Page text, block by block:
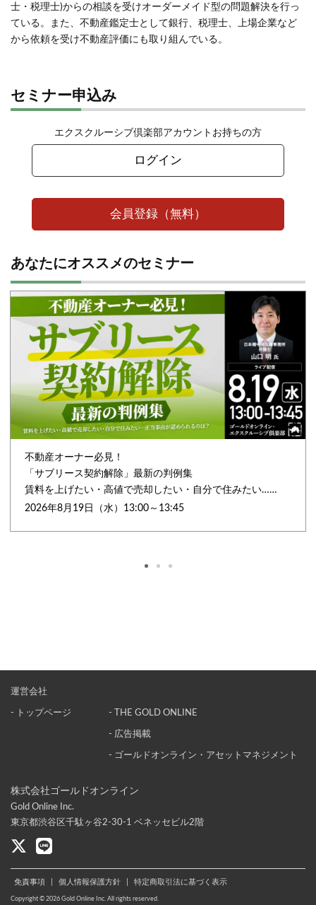
士・税理士)からの相談を受けオーダーメイド型の問題解決を行っ
ている。また、不動産鑑定士として銀行、税理士、上場企業など
から依頼を受け不動産評価にも取り組んでいる。
セミナー申込み
エクスクルーシブ倶楽部アカウントお持ちの方
ログイン
会員登録（無料）
あなたにオススメのセミナー
不動産オーナー必見！
「サブリース契約解除」最新の判例集
賃料を上げたい・高値で売却したい・自分で住みたい…
正当事由が認められるのは？
2026年8月19日（水）13:00～13:45
株式会社ゴールドオンライン
Gold Online Inc.
東京都渋谷区千駄ヶ谷2-30-1 ベネッセビル2階
運営会社
- トップページ - THE GOLD ONLINE
- 広告掲載
- ゴールドオンライン・アセットマネジメント
免責事項 個人情報保護方針 特定商取引法に基づく表示
Copyright © 2026 Gold Online Inc. All rights reserved.